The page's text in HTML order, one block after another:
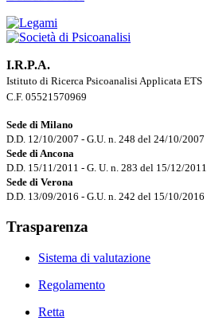
I.R.P.A.
Istituto di Ricerca Psicoanalisi Applicata ETS
C.F. 05521570969
Sede di Milano
D.D. 12/10/2007 - G.U. n. 248 del 24/10/2007
Sede di Ancona
D.D. 15/11/2011 - G. U. n. 283 del 15/12/2011
Sede di Verona
D.D. 13/09/2016 - G.U. n. 242 del 15/10/2016
Trasparenza
Sistema di valutazione
Regolamento
Retta